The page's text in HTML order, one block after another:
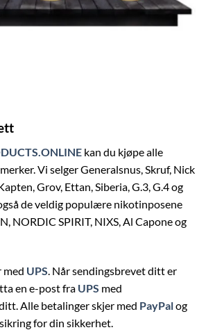
kan du kjøpe alle
Vi selger Generalsnus, Skruf, Nick
Grov, Ettan, Siberia, G.3, G.4 og
de veldig populære nikotinposene
NORDIC SPIRIT, NIXS, Al Capone og
med UPS . Når sendingsbrevet ditt er
en e-post fra UPS med
Alle betalinger skjer med PayPalog
for din sikkerhet.